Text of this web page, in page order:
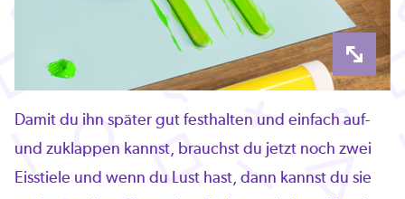
Damit du ihn später gut festhalten und einfach auf-
und zuklappen kannst, brauchst du jetzt noch zwei
Eisstiele und wenn du Lust hast, dann kannst du sie